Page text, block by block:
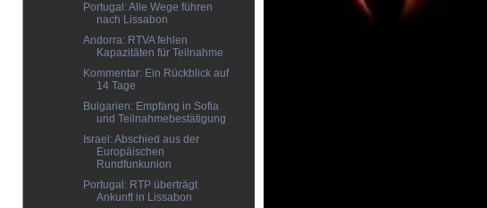
Portugal: Alle Wege führen
nach Lissabon
Andorra: RTVA fehlen
Kapazitäten für Teilnahme
Kommentar: Ein Rückblick auf
14 Tage
Bulgarien: Empfang in Sofia
und Teilnahmebestätigung
Israel: Abschied aus der
Europäischen
Rundfunkunion
Portugal: RTP überträgt
Ankunft in Lissabon